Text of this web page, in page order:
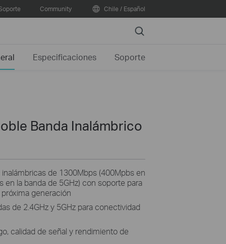
Community Chile / Español
Search
Especificaciones Soporte
Banda Inalámbrico
de 1300Mbps (400Mpbs en
en la banda de 5GHz) con soporte para
generación
de 2.4GHz y 5GHz para conectividad
calidad de señal y rendimiento de